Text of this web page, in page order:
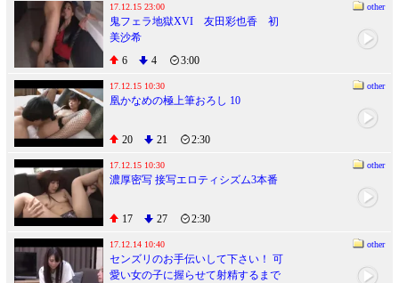
17.12.15 23:00 other
鬼フェラ地獄XVI 友田彩也香 初
美沙希
6
4 3:00
17.12.15 10:30 other
凰かなめの極上筆おろし 10
20 21 2:30
17.12.15 10:30 other
濃厚密写 接写エロティシズム3本番
17 27 2:30
17.12.14 10:40 other
センズリのお手伝いして下さい！ 可
愛い女の子に握らせて射精するまで